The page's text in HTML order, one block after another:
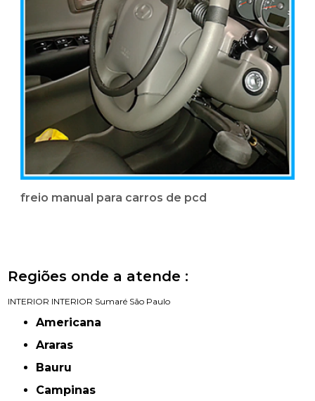
freio manual para carros de pcd
Regiões onde a atende :
INTERIOR INTERIOR Sumaré São Paulo
Americana
Araras
Bauru
Campinas